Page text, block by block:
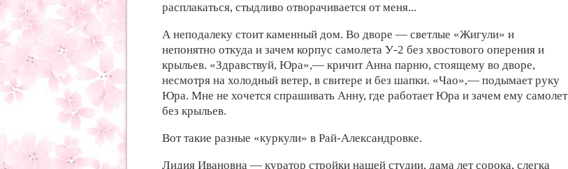
расплакаться, стыдливо отворачивается от меня...
А неподалеку стоит каменный дом. Во дворе — светлые «Жигули» и
непонятно откуда и зачем корпус самолета У-2 без хвостового оперения и
крыльев. «Здравствуй, Юра»,— кричит Анна парню, стоящему во дворе,
несмотря на холодный ветер, в свитере и без шапки. «Чао»,— подымает руку
Юра. Мне не хочется спрашивать Анну, где работает Юра и зачем ему самолет
без крыльев.
Вот такие разные «куркули» в Рай-Александровке.
Лидия Ивановна — куратор стройки нашей студии, дама лет сорока, слегка